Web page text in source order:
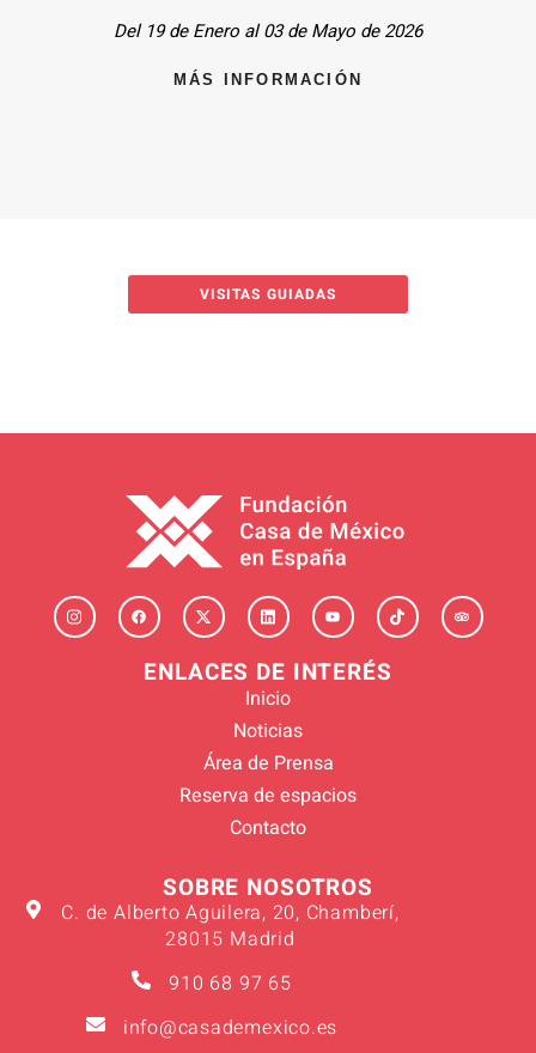
Del 19 de Enero al 03 de Mayo de 2026
MÁS INFORMACIÓN
VISITAS GUIADAS
ENLACES DE INTERÉS
Inicio
Noticias
Área de Prensa
Reserva de espacios
Contacto
SOBRE NOSOTROS
C. de Alberto Aguilera, 20, Chamberí,
28015 Madrid
910 68 97 65
info@casademexico.es